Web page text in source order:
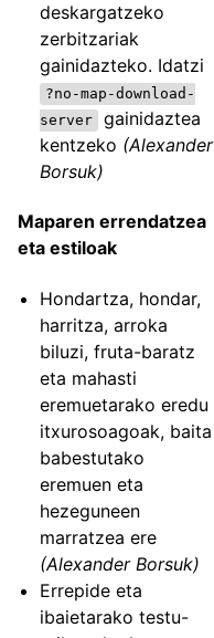
deskargatzeko
zerbitzariak
gainidazteko. Idatzi
?no-map-download-
server
gainidaztea
kentzeko (Alexander
Borsuk)
Maparen errendatzea
eta estiloak
Hondartza, hondar,
harritza, arroka
biluzi, fruta-baratz
eta mahasti
eremuetarako eredu
itxurosoagoak, baita
babestutako
eremuen eta
hezeguneen
marratzea ere
(Alexander Borsuk)
Errepide eta
ibaietarako testu-